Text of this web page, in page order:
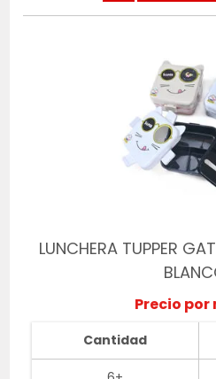
LUNCHERA TUPPER
Precio por
Cantidad